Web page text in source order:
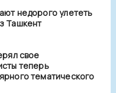
недорого улететь
Ташкент
свое
теперь
тематического